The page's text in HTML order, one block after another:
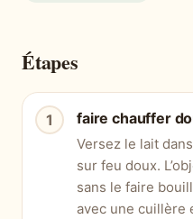
Étapes
faire chauffer
Versez le lait
sur feu doux.
sans le faire
avec une cuillère